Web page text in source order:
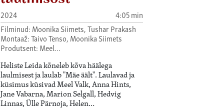
2024
4:05 min
Filminud: Moonika Siimets, Tushar Prakash
Montaaž: Taivo Tenso, Moonika Siimets
Produtsent: Meel…
Heliste Leida kõneleb kõva häälega
laulmisest ja laulab "Mäe äält". Laulavad ja
küsimus küsivad Meel Valk, Anna Hints,
Jane Vabarna, Marion Selgall, Hedvig
Linnas, Ülle Pärnoja, Helen…